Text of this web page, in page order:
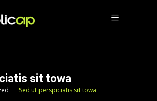
sit towa
Sed ut perspiciatis sit towa